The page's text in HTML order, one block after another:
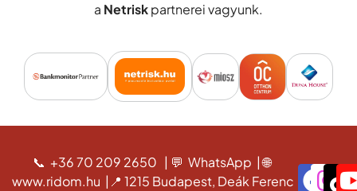
a Netriskpartnerei vagyunk.
📞 +36 70 209 2650 | 💬 WhatsApp |🌐
www.ridom.hu | 📍 1215 Budapest, Deák Ferenc